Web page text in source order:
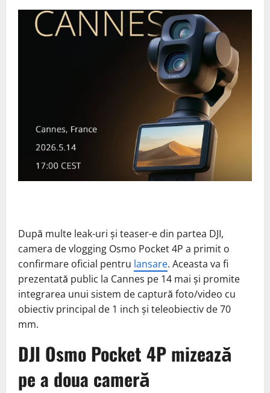
După multe leak-uri și teaser-e din partea DJI,
camera de vlogging Osmo Pocket 4P a primit o
confirmare oficial pentru lansare. Aceasta va fi
prezentată public la Cannes pe 14 mai și promite
integrarea unui sistem de captură foto/video cu
obiectiv principal de 1 inch și teleobiectiv de 70
mm.
DJI Osmo Pocket 4P mizează
pe a doua cameră